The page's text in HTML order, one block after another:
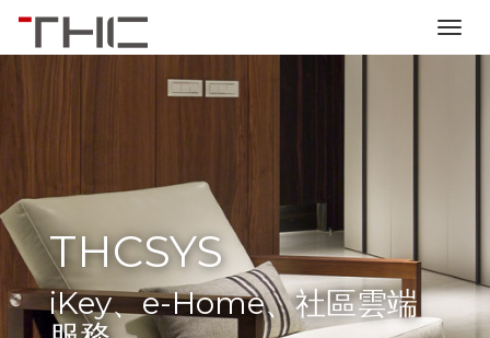
THCSYS
iKey、e-Home、社區雲端